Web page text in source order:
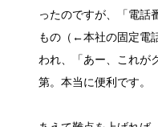
ったのですが、「電話
もの（←本社の固定電
われ、「あー、これが
第。本当に便利です。